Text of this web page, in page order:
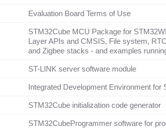
Evaluation Board Terms of Use
STM32Cube MCU Package for
Layer APIs and CMSIS, File system,
and Zigbee stacks - and examples
ST-LINK server software module
Integrated Development Environment for
STM32Cube initialization code generator
STM32CubeProgrammer software for